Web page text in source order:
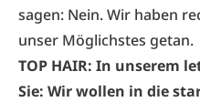
sagen: Nein. Wir haben
unser Möglichstes getan.
TOP HAIR: In unserem
Sie: Wir wollen in die